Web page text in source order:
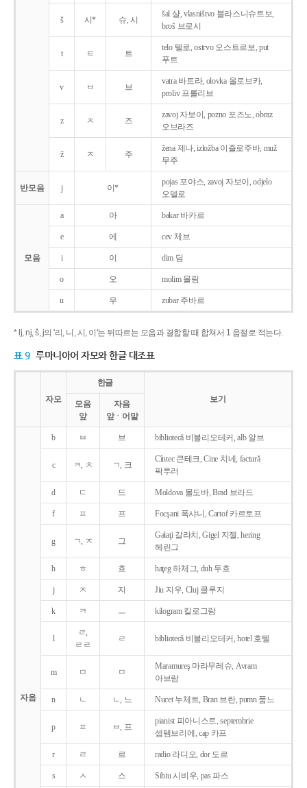
š 시* 슈, 시
šal 샬, vlasništvo 블라스니슈트보,
broš 브로시
t ㅌ 트
telo 텔로, ostrvo 오스트르보, put
푸트
v ㅂ 브
vatra 바트라, olovka 올로브카,
proliv 프롤리브
z ㅈ 즈
zavoj 자보이, pozno 포즈노, obraz
오브라즈
ž ㅈ 주
žena 제나, izložba 이즐로주바, muž
무주
반모음 j 이*
pojas 포야스, zavoj 자보이, odjelo
오델로
모음
a 아 bakar 바카르
e 에 cev 체브
i 이 dim 딤
o 오 molim 몰림
u 우 zubar 주바르
* lj, nj, š, j의 '리, 니, 시, 이'는 뒤따르는 모음과 결합할 때 합쳐서 1 음절로 적는다.
표 9 루마니아어 자모와 한글 대조표
자모
한글
보기
모음
앞
자음
앞ㆍ어말
자음
b ㅂ 브 bibliotecǎ 비블리오테커, alb 알브
c ㅋ, ㅊ ㄱ, 크
Cîntec 큰테크, Cine 치네, facturǎ
팍투러
d ㄷ 드 Moldova 몰도바, Brad 브라드
f ㅍ 프 Focşani 폭샤니, Cartof 카르토프
g ㄱ, ㅈ 그
Galaţi 갈라치, Gigel 지젤, hering
헤린그
h ㅎ 흐 haţeg 하체그, duh 두흐
j ㅈ 지 Jiu 지우, Cluj 클루지
k ㅋ ㅡ kilogram 킬로그람
l
ㄹ,
ㄹㄹ
ㄹ bibliotecǎ 비블리오테커, hotel 호텔
m ㅁ ㅁ
Maramureş 마라무레슈, Avram
아브람
n ㄴ ㄴ, 느 Nucet 누체트, Bran 브란, pumn 품느
p ㅍ ㅂ, 프
pianist 피아니스트, septembrie
셉템브리에, cap 카프
r ㄹ 르 radio 라디오, dor 도르
s ㅅ 스 Sibiu 시비우, pas 파스